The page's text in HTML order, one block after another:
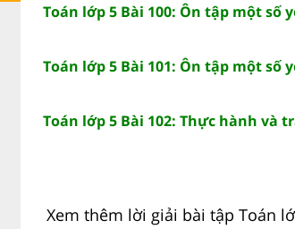
Toán lớp 5 Bài 100: Ôn tập một số
Toán lớp 5 Bài 101: Ôn tập một số
Toán lớp 5 Bài 102: Thực hành và
Xem thêm lời giải bài tập Toán